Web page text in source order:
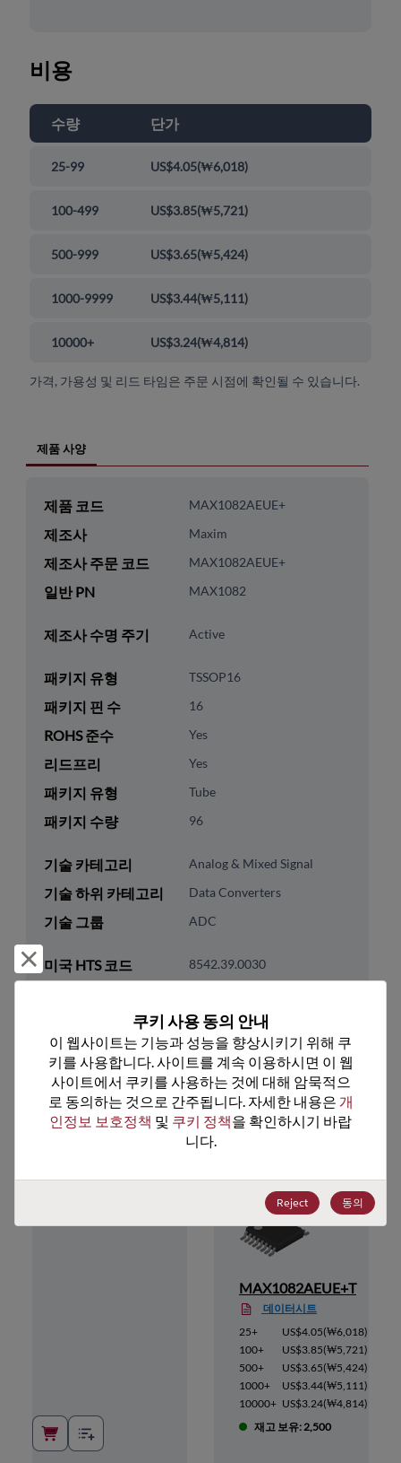
비용
수량 단가
25-99 US$4.05(₩6,018)
100-499 US$3.85(₩5,721)
500-999 US$3.65(₩5,424)
1000-9999 US$3.44(₩5,111)
10000+ US$3.24(₩4,814)
가격, 가용성 및 리드 타임은 주문 시점에 확인될 수 있습니다.
제품 사양
제품 코드 MAX1082AEUE+
제조사 Maxim
제조사 주문 코드 MAX1082AEUE+
일반 PN MAX1082
제조사 수명 주기 Active
패키지 유형 TSSOP16
패키지 핀 수 16
ROHS 준수 Yes
리드프리 Yes
패키지 유형 Tube
패키지 수량 96
기술 카테고리 Analog & Mixed Signal
기술 하위 카테고리 Data Converters
기술 그룹 ADC
미국 HTS 코드 8542.39.0030
추천 대체 제품
MAX1082AEUE+T
데이터시트
25+
US$4.05(₩6,018)
100+
US$3.85(₩5,721)
500+
US$3.65(₩5,424)
1000+
US$3.44(₩5,111)
10000+ US$3.24(₩4,814)
재고 보유: 2,500
거부 및 닫기
쿠키 사용 동의 안내
이 웹사이트는 기능과 성능을 향상시키기 위해 쿠
키를 사용합니다. 사이트를 계속 이용하시면 이 웹
사이트에서 쿠키를 사용하는 것에 대해 암묵적으
로 동의하는 것으로 간주됩니다. 자세한 내용은 개
인정보 보호정책 및 쿠키 정책을 확인하시기 바랍
니다.
Reject 동의